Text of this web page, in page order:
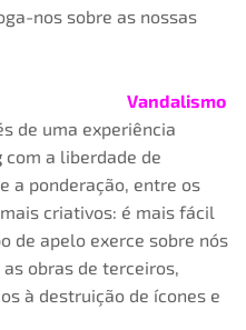
nos sobre as nossas
Vandalismo
de uma experiência
com a liberdade de
a ponderação, entre os
criativos: é mais fácil
de apelo exerce sobre nós
obras de terceiros,
à destruição de ícones e